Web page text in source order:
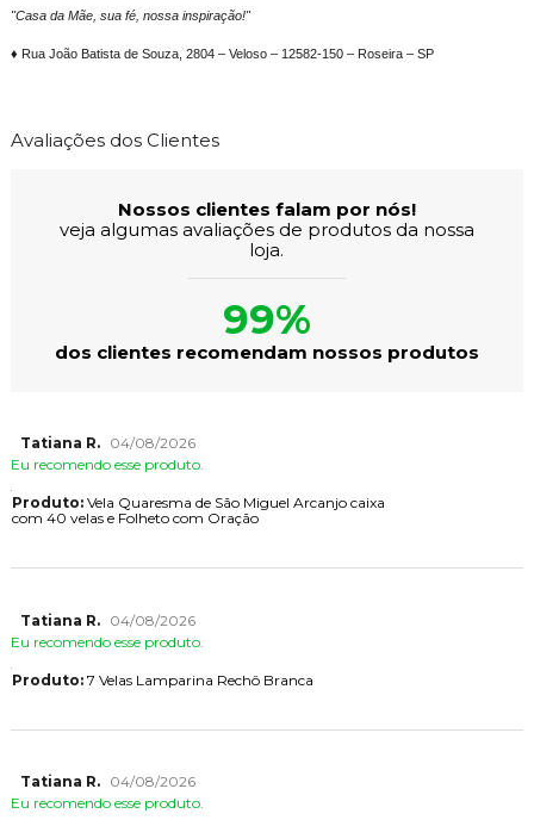
"Casa da Mãe, sua fé, nossa inspiração!"
♦ Rua João Batista de Souza, 2804 – Veloso – 12582-150 – Roseira – SP
Avaliações dos Clientes
Nossos clientes falam por nós!
veja algumas avaliações de produtos da nossa
loja.
99%
dos clientes recomendam nossos produtos
Tatiana R.
04/08/2026
Eu recomendo esse produto.
Produto:Vela Quaresma de São Miguel Arcanjo caixa
com 40 velas e Folheto com Oração
Tatiana R.
04/08/2026
Eu recomendo esse produto.
Produto:7 Velas Lamparina Rechô Branca
Tatiana R.
04/08/2026
Eu recomendo esse produto.